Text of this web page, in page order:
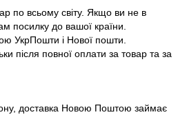
по всьому світу. Якщо ви не в
посилку до вашої країни.
УкрПошти і Нової пошти.
після повної оплати за товар та за
доставка Новою Поштою займає